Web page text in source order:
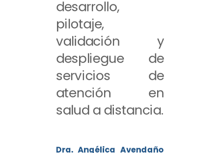
desarrollo,
pilotaje,
validación y
despliegue de
servicios de
atención en
salud a distancia.
Dra. Angélica Avendaño